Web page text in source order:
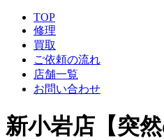
TOP
修理
買取
ご依頼の流れ
店舗一覧
お問い合わせ
新小岩店【突